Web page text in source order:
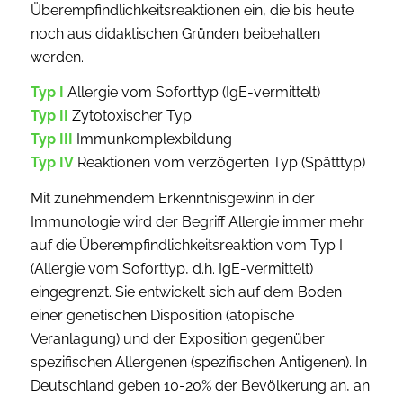
Überempfindlichkeitsreaktionen ein, die bis heute
noch aus didaktischen Gründen beibehalten
werden.
Typ I
Allergie vom Soforttyp (IgE-vermittelt)
Typ II
Zytotoxischer Typ
Typ III
Immunkomplexbildung
Typ IVReaktionen vom verzögerten Typ (Spätttyp)
Mit zunehmendem Erkenntnisgewinn in der
Immunologie wird der Begriff Allergie immer mehr
auf die Überempfindlichkeitsreaktion vom Typ I
(Allergie vom Soforttyp, d.h. IgE-vermittelt)
eingegrenzt. Sie entwickelt sich auf dem Boden
einer genetischen Disposition (atopische
Veranlagung) und der Exposition gegenüber
spezifischen Allergenen (spezifischen Antigenen). In
Deutschland geben 10-20% der Bevölkerung an, an